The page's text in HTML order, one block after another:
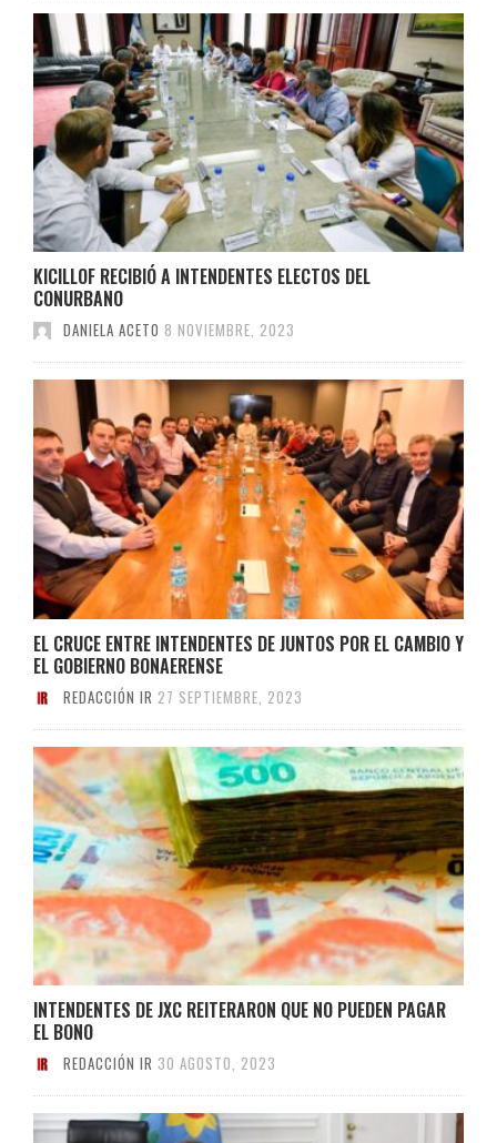
KICILLOF RECIBIÓ A INTENDENTES ELECTOS DEL
CONURBANO
DANIELA ACETO 8 NOVIEMBRE, 2023
EL CRUCE ENTRE INTENDENTES DE JUNTOS POR EL CAMBIO Y
EL GOBIERNO BONAERENSE
REDACCIÓN IR 27 SEPTIEMBRE, 2023
INTENDENTES DE JXC REITERARON QUE NO PUEDEN PAGAR
EL BONO
REDACCIÓN IR 30 AGOSTO, 2023